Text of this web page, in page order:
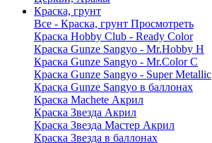
Краска, грунт
Все - Краска, грунт Просмотреть
Краска Hobby Club - Ready Color
Краска Gunze Sangyo - Mr.Hobby H
Краска Gunze Sangyo - Mr.Color C
Краска Gunze Sangyo - Super Metallic
Краска Gunze Sangyo в баллонах
Краска Machete Акрил
Краска Звезда Акрил
Краска Звезда Мастер Акрил
Краска Звезда в баллонах